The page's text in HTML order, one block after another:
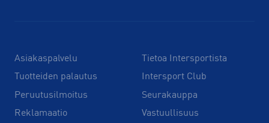
Asiakaspalvelu
Tuotteiden palautus
Peruutusilmoitus
Reklamaatio
Tietoa Intersportista
Intersport Club
Seurakauppa
Vastuullisuus